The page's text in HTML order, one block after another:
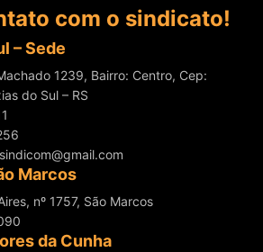
com o sindicato!
– Sede
1239, Bairro: Centro, Cep:
do Sul – RS
Marcos
nº 1757, São Marcos
da Cunha